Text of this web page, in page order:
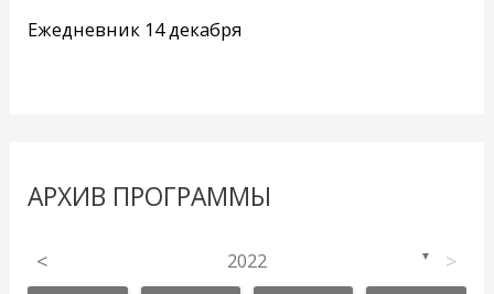
Ежедневник 14 декабря
АРХИВ ПРОГРАММЫ
< 2022 ▼ >